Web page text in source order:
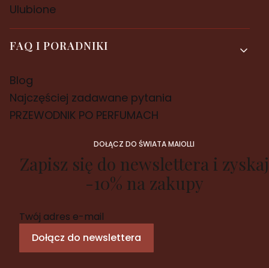
Ulubione
FAQ I PORADNIKI
Blog
Najczęściej zadawane pytania
PRZEWODNIK PO PERFUMACH
DOŁĄCZ DO ŚWIATA MAIOLLI
Zapisz się do newslettera i zyskaj
-10% na zakupy
Twój adres e-mail
Dołącz do newslettera